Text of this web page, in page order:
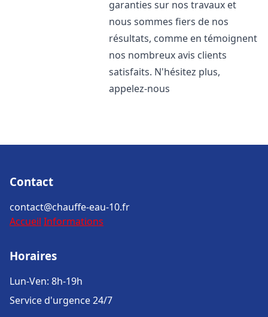
garanties sur nos travaux et
nous sommes fiers de nos
résultats, comme en témoignent
nos nombreux avis clients
satisfaits. N'hésitez plus,
appelez-nous
Contact
contact@chauffe-eau-10.fr
Accueil Informations
Horaires
Lun-Ven: 8h-19h
Service d'urgence 24/7